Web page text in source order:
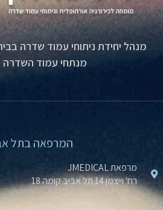
מנהל יחידת ניתוחי עמוד שדרה
מנתחי עמוד השדרה
המרפאה בתל
מרפאת JMEDICAL
רח' וייצמן 14 תל אביב קומה 18